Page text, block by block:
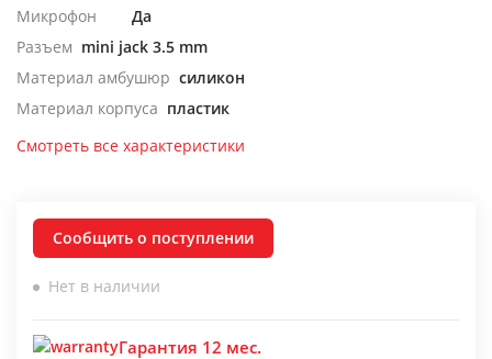
Микрофон
Да
Разъем mini jack 3.5 mm
Материал амбушюр силикон
Материал корпуса пластик
Смотреть все характеристики
Сообщить о поступлении
Нет в наличии
Гарантия 12 мес.